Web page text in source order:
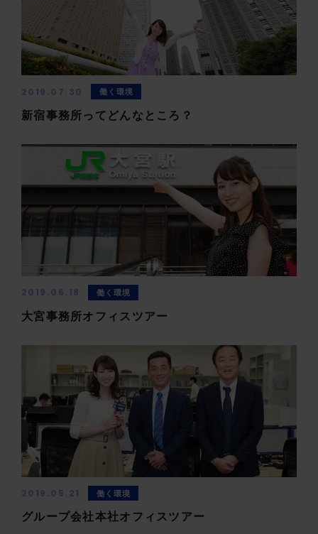
2019.07.30 働く環境
新宿事務所ってどんなところ？
2019.06.18 働く環境
大宮事務所オフィスツアー
2019.05.21 働く環境
グループ会社本社オフィスツアー